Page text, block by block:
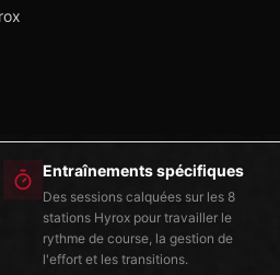
Entraînements spécifiques
Des sessions calquées sur les 8
stations Hyrox pour travailler le
rythme de course, la gestion de
l'effort et les transitions.